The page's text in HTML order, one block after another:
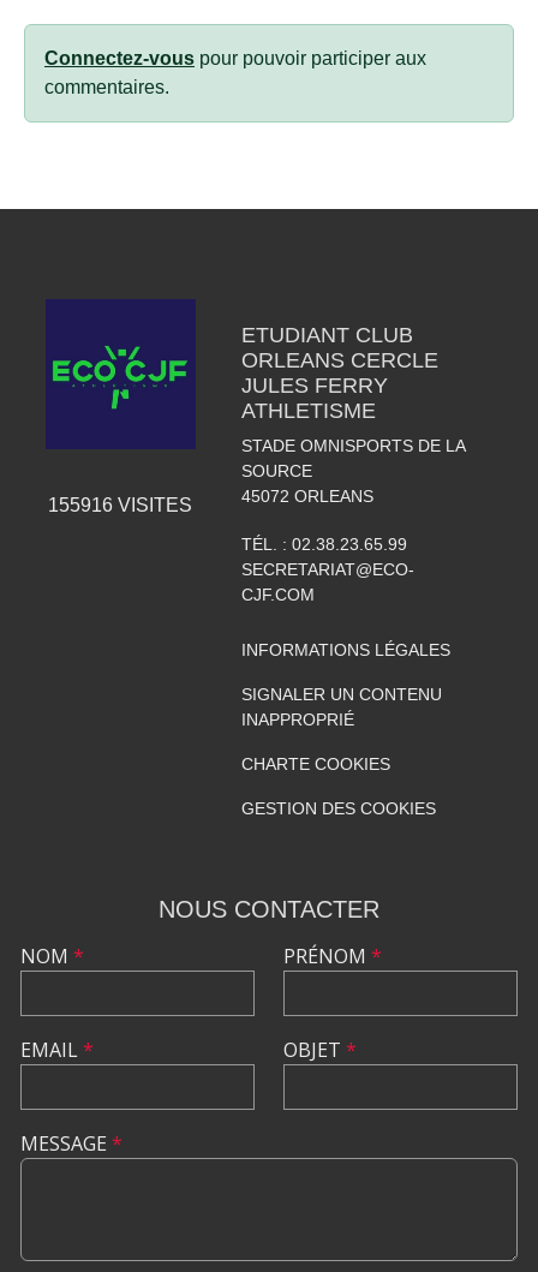
Connectez-vous pour pouvoir participer aux
commentaires.
155916 VISITES
ETUDIANT CLUB
ORLEANS CERCLE
JULES FERRY
ATHLETISME
STADE OMNISPORTS DE LA
SOURCE
45072 ORLEANS
TÉL. : 02.38.23.65.99
SECRETARIAT@ECO-
CJF.COM
INFORMATIONS LÉGALES
SIGNALER UN CONTENU
INAPPROPRIÉ
CHARTE COOKIES
GESTION DES COOKIES
NOUS CONTACTER
NOM *
EMAIL*
PRÉNOM *
OBJET *
MESSAGE *